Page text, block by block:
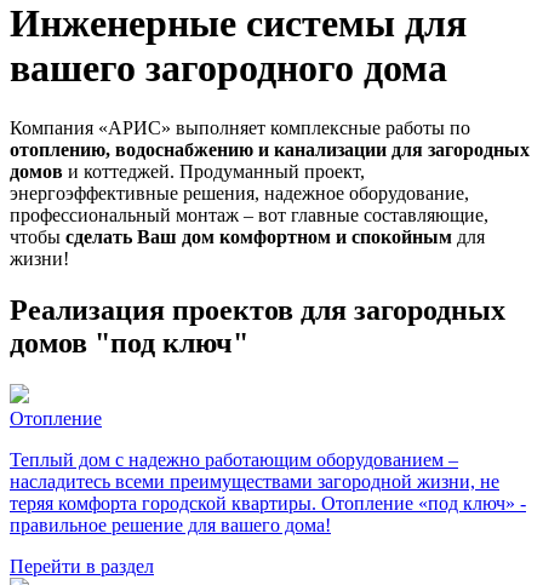
Инженерные системы для
вашего загородного дома
Компания «АРИС» выполняет комплексные работы по
отоплению, водоснабжению и канализации для загородных
домов и коттеджей. Продуманный проект,
энергоэффективные решения, надежное оборудование,
профессиональный монтаж – вот главные составляющие,
чтобы сделать Ваш дом комфортном и спокойным для
жизни!
Реализация проектов для загородных
домов "под ключ"
Отопление
Теплый дом с надежно работающим оборудованием –
насладитесь всеми преимуществами загородной жизни, не
теряя комфорта городской квартиры. Отопление «под ключ» -
правильное решение для вашего дома!
Перейти в раздел